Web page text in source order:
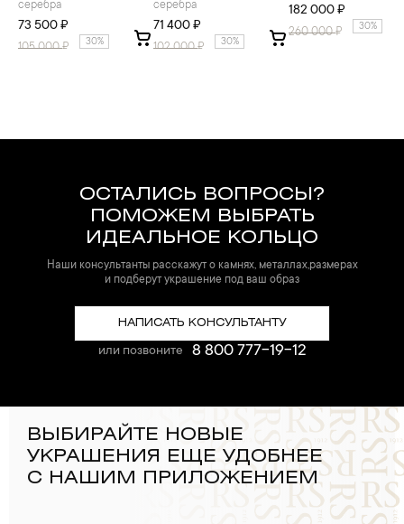
серебра
73 500 ₽
105 000₽ 30%
серебра
71 400 ₽
102 000₽ 30%
182 000 ₽
260 000₽ 30%
ОСТАЛИСЬ ВОПРОСЫ?
ПОМОЖЕМ ВЫБРАТЬ
ИДЕАЛЬНОЕ КОЛЬЦО
Наши консультанты расскажут о камнях, металлах,размерах
и подберут украшение под ваш образ
НАПИСАТЬ КОНСУЛЬТАНТУ
или позвоните 8 800 777-19-12
ВЫБИРАЙТЕ НОВЫЕ
УКРАШЕНИЯ ЕЩЕ УДОБНЕЕ
С НАШИМ ПРИЛОЖЕНИЕМ